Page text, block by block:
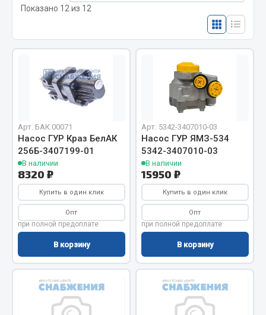
QITONG
Отопители салона, подогреватели
Автономные воздушные отопители
Отопители салона
Подогреватели тосола
Весь раздел
Автотовары
Автозвук
Автокаталоги
Аксессуары автомобильные
Аптечки и знаки автомобильные
Брызговики
Показано 12 из 12
Арт. БАК.00071
Насос ГУР Краз БелАК
256Б-3407199-01
В наличии
8320 ₽
Купить в один клик
Опт
при полной предоплате
В корзину
Арт. 5342-3407010-03
Насос ГУР ЯМЗ-534
5342-3407010-03
В наличии
15950 ₽
Купить в один клик
Опт
при полной предоплате
В корзину